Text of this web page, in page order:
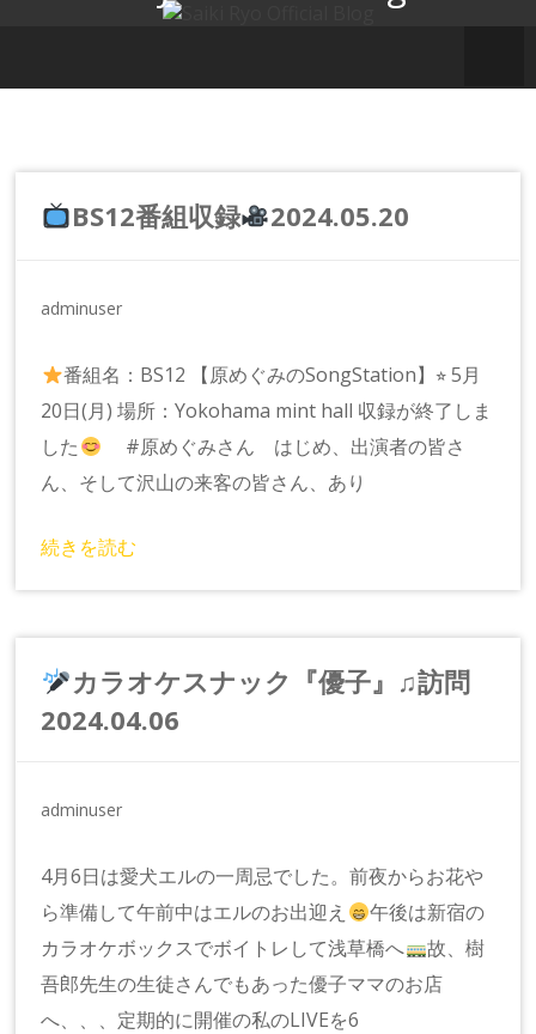
ン
BS12番組収録 2024.05.20
adminuser
番組名：BS12 【原めぐみのSongStation】⭐︎ 5月
20日(月) 場所：Yokohama mint hall 収録が終了しま
した
#原めぐみさん はじめ、出演者の皆さ
ん、そして沢山の来客の皆さん、あり
続きを読む
カラオケスナック『優子』♫訪問
2024.04.06
adminuser
4月6日は愛犬エルの一周忌でした。前夜からお花や
ら準備して午前中はエルのお出迎え
午後は新宿の
カラオケボックスでボイトレして浅草橋へ
故、樹
吾郎先生の生徒さんでもあった優子ママのお店
へ、、、定期的に開催の私のLIVEを6